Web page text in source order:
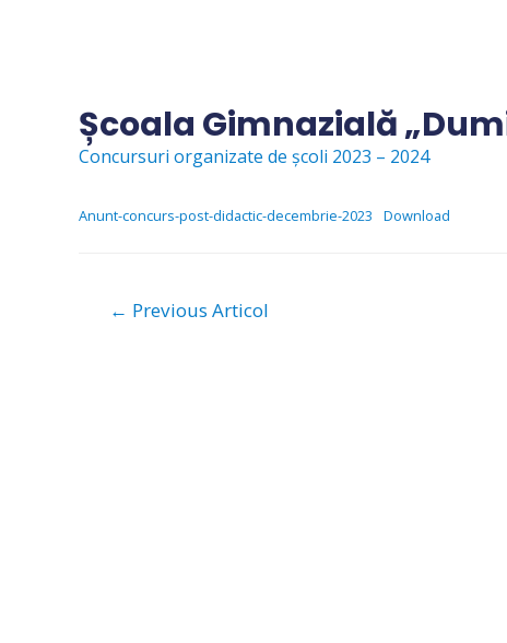
Școala Gimnazială
Concursuri organizate de școli 2023 – 2024
Anunt-concurs-post-didactic-decembrie-2023 Download
Navigare
← Previous Articol